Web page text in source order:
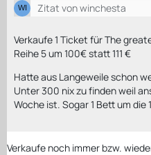
Zitat von winchesta
Verkaufe 1 Ticket für The
Reihe 5 um 100€ statt 111 €
Hatte aus Langeweile schon
Unter 300 nix zu finden weil
Woche ist. Sogar 1 Bett um die
Verkaufe noch immer bzw.